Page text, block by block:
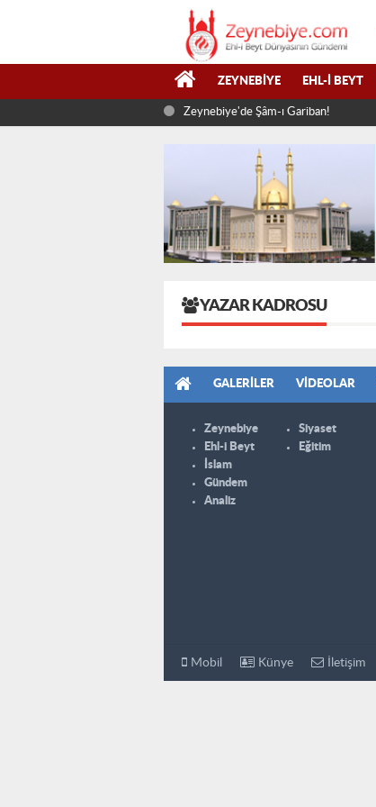
ZEYNEBIYE EHL-I BEYT
Zeynebiye'de Şâm-ı Gariban!
YAZAR KADROSU
GALERILER VIDEOLAR
Zeynebiye
Ehl-i Beyt
İslam
Gündem
Analiz
Siyaset
Eğitim
Mobil Künye İletişim